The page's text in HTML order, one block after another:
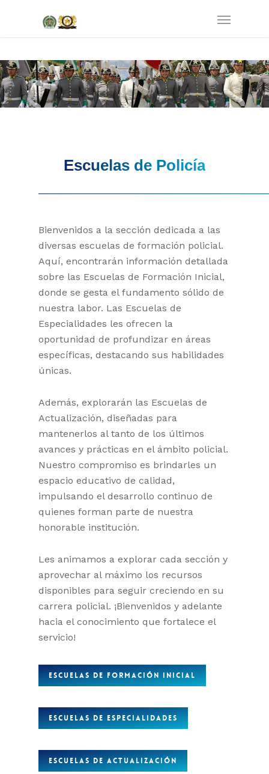
Escuelas de Policía
Bienvenidos a la sección dedicada a las
diversas escuelas de formación policial.
Aquí, encontrarán información detallada
sobre las Escuelas de Formación Inicial,
donde se gesta el fundamento sólido de
nuestra labor. Las Escuelas de
Especialidades les ofrecen la
oportunidad de profundizar en áreas
específicas, destacando sus habilidades
únicas.
Además, explorarán las Escuelas de
Actualización, diseñadas para
mantenerlos al tanto de los últimos
avances y prácticas en el ámbito policial.
Nuestro compromiso es brindarles un
espacio educativo de calidad,
impulsando el desarrollo continuo de
quienes forman parte de nuestra
honorable institución.
Les animamos a explorar cada sección y
aprovechar al máximo los recursos
disponibles para seguir creciendo en su
carrera policial. ¡Bienvenidos y adelante
hacia el conocimiento que fortalece el
servicio!
ESCUELAS DE FORMACIÓN INICIAL
ESCUELAS DE ESPECIALIDADES
ESCUELAS DE ACTUALIZACIÓN